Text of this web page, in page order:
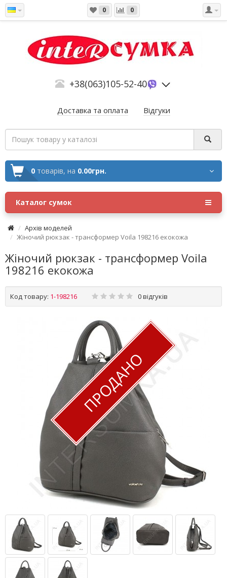
0 0
+38(063)105-52-40
Доставка та оплата Відгуки
0 товарів, на 0.00грн.
Каталог сумок
Архів моделей
Жіночий рюкзак - трансформер Voila 198216 екокожа
Жіночий рюкзак - трансформер Voila
198216 екокожа
Код товару: 1-198216 0 відгуків
ПРОДАНО